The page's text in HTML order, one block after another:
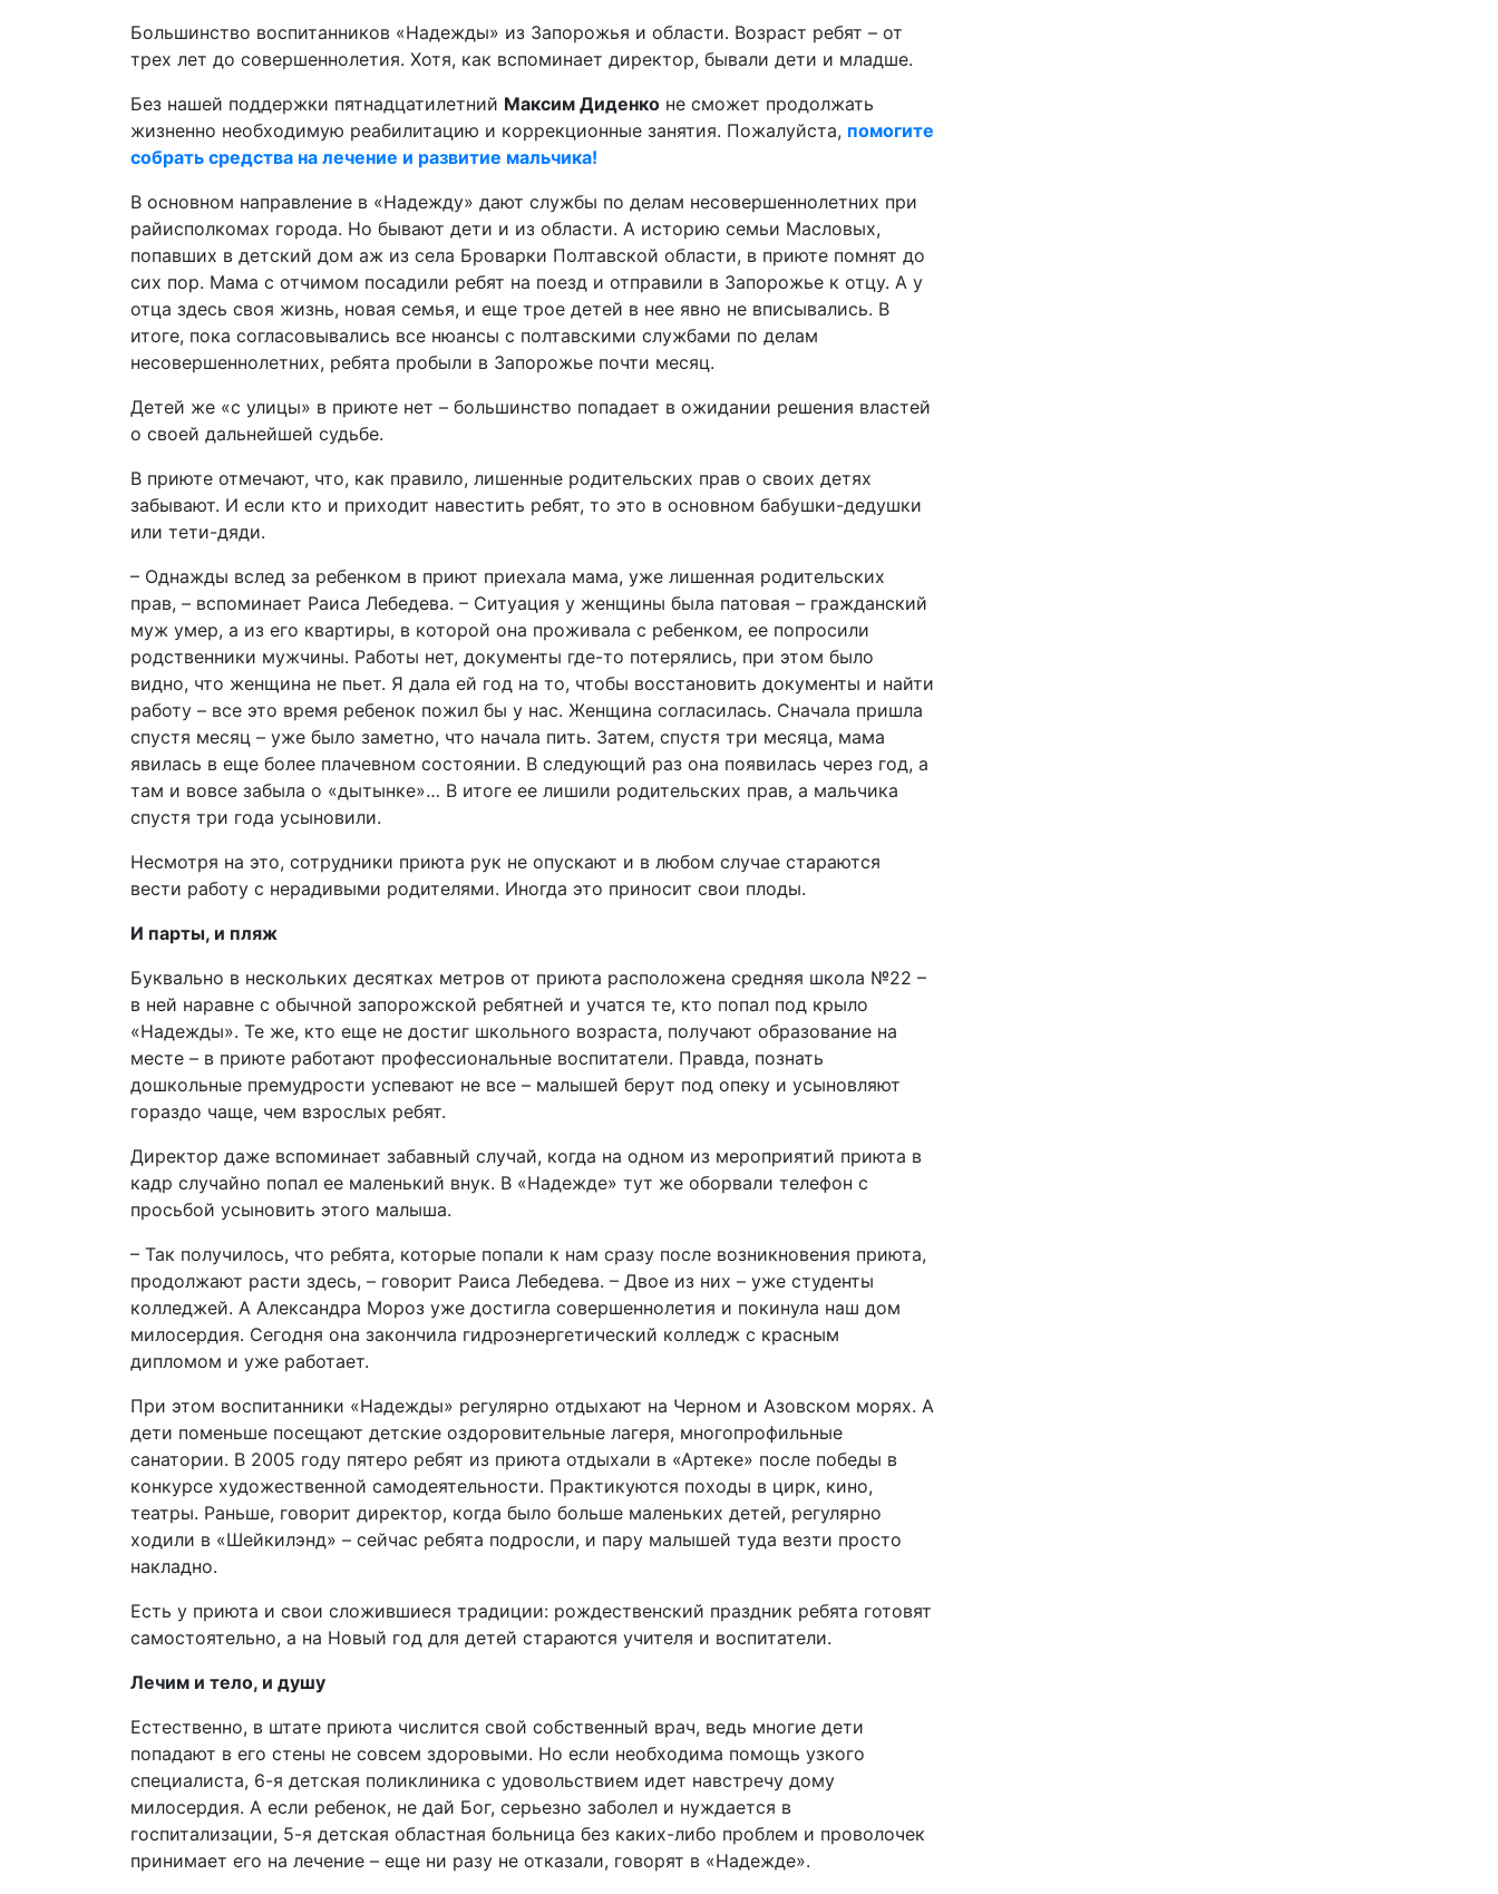
Большинство воспитанников «Надежды» из Запорожья и области. Возраст ребят – от
трех лет до совершеннолетия. Хотя, как вспоминает директор, бывали дети и младше.
Без нашей поддержки пятнадцатилетний Максим Диденко не сможет продолжать
жизненно необходимую реабилитацию и коррекционные занятия. Пожалуйста, помогите
собрать средства на лечение и развитие мальчика!
В основном направление в «Надежду» дают службы по делам несовершеннолетних при
райисполкомах города. Но бывают дети и из области. А историю семьи Масловых,
попавших в детский дом аж из села Броварки Полтавской области, в приюте помнят до
сих пор. Мама с отчимом посадили ребят на поезд и отправили в Запорожье к отцу. А у
отца здесь своя жизнь, новая семья, и еще трое детей в нее явно не вписывались. В
итоге, пока согласовывались все нюансы с полтавскими службами по делам
несовершеннолетних, ребята пробыли в Запорожье почти месяц.
Детей же «с улицы» в приюте нет – большинство попадает в ожидании решения властей
о своей дальнейшей судьбе.
В приюте отмечают, что, как правило, лишенные родительских прав о своих детях
забывают. И если кто и приходит навестить ребят, то это в основном бабушки-дедушки
или тети-дяди.
– Однажды вслед за ребенком в приют приехала мама, уже лишенная родительских
прав, – вспоминает Раиса Лебедева. – Ситуация у женщины была патовая – гражданский
муж умер, а из его квартиры, в которой она проживала с ребенком, ее попросили
родственники мужчины. Работы нет, документы где-то потерялись, при этом было
видно, что женщина не пьет. Я дала ей год на то, чтобы восстановить документы и найти
работу – все это время ребенок пожил бы у нас. Женщина согласилась. Сначала пришла
спустя месяц – уже было заметно, что начала пить. Затем, спустя три месяца, мама
явилась в еще более плачевном состоянии. В следующий раз она появилась через год, а
там и вовсе забыла о «дытынке»… В итоге ее лишили родительских прав, а мальчика
спустя три года усыновили.
Несмотря на это, сотрудники приюта рук не опускают и в любом случае стараются
вести работу с нерадивыми родителями. Иногда это приносит свои плоды.
И парты, и пляж
Буквально в нескольких десятках метров от приюта расположена средняя школа №22 –
в ней наравне с обычной запорожской ребятней и учатся те, кто попал под крыло
«Надежды». Те же, кто еще не достиг школьного возраста, получают образование на
месте – в приюте работают профессиональные воспитатели. Правда, познать
дошкольные премудрости успевают не все – малышей берут под опеку и усыновляют
гораздо чаще, чем взрослых ребят.
Директор даже вспоминает забавный случай, когда на одном из мероприятий приюта в
кадр случайно попал ее маленький внук. В «Надежде» тут же оборвали телефон с
просьбой усыновить этого малыша.
– Так получилось, что ребята, которые попали к нам сразу после возникновения приюта,
продолжают расти здесь, – говорит Раиса Лебедева. – Двое из них – уже студенты
колледжей. А Александра Мороз уже достигла совершеннолетия и покинула наш дом
милосердия. Сегодня она закончила гидроэнергетический колледж с красным
дипломом и уже работает.
При этом воспитанники «Надежды» регулярно отдыхают на Черном и Азовском морях. А
дети поменьше посещают детские оздоровительные лагеря, многопрофильные
санатории. В 2005 году пятеро ребят из приюта отдыхали в «Артеке» после победы в
конкурсе художественной самодеятельности. Практикуются походы в цирк, кино,
театры. Раньше, говорит директор, когда было больше маленьких детей, регулярно
ходили в «Шейкилэнд» – сейчас ребята подросли, и пару малышей туда везти просто
накладно.
Есть у приюта и свои сложившиеся традиции: рождественский праздник ребята готовят
самостоятельно, а на Новый год для детей стараются учителя и воспитатели.
Лечим и тело, и душу
Естественно, в штате приюта числится свой собственный врач, ведь многие дети
попадают в его стены не совсем здоровыми. Но если необходима помощь узкого
специалиста, 6-я детская поликлиника с удовольствием идет навстречу дому
милосердия. А если ребенок, не дай Бог, серьезно заболел и нуждается в
госпитализации, 5-я детская областная больница без каких-либо проблем и проволочек
принимает его на лечение – еще ни разу не отказали, говорят в «Надежде».